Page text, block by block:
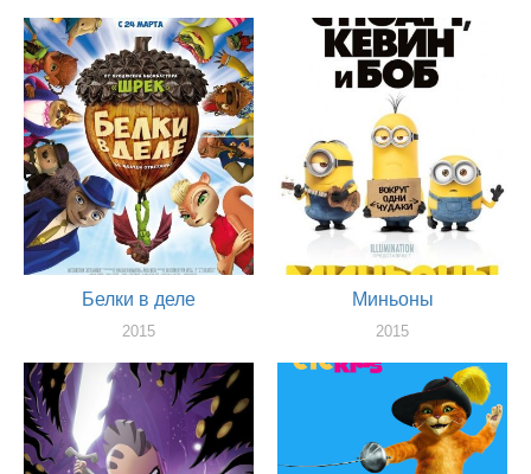
Белки в деле
2015
Миньоны
2015